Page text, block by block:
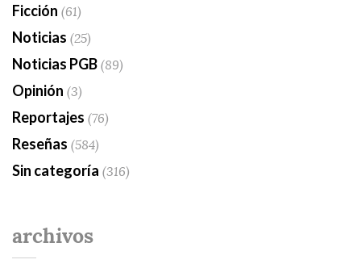
Ficción (61)
Noticias (25)
Noticias PGB(89)
Opinión (3)
Reportajes (76)
Reseñas (584)
Sin categoría (316)
archivos